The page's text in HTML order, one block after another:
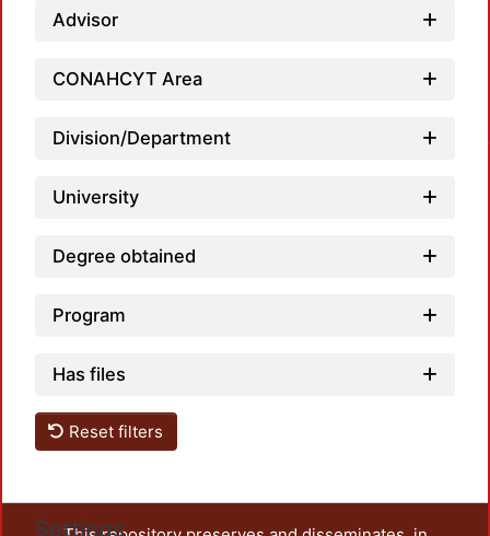
Advisor
CONAHCYT Area
Division/Department
University
Degree obtained
Program
Has files
Reset filters
Settings